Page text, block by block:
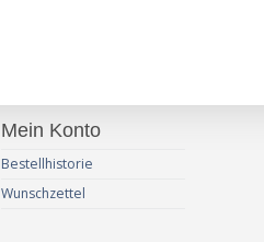
Mein Konto
Bestellhistorie
Wunschzettel